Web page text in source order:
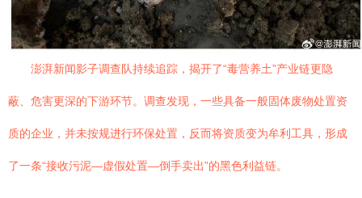
澎湃新闻影子调查队持续追踪，揭开了“毒营养土”产业链更隐
蔽、危害更深的下游环节。调查发现，一些具备一般固体废物处置资
质的企业，并未按规进行环保处置，反而将资质变为牟利工具，形成
了一条“接收污泥—虚假处置—倒手卖出”的黑色利益链。